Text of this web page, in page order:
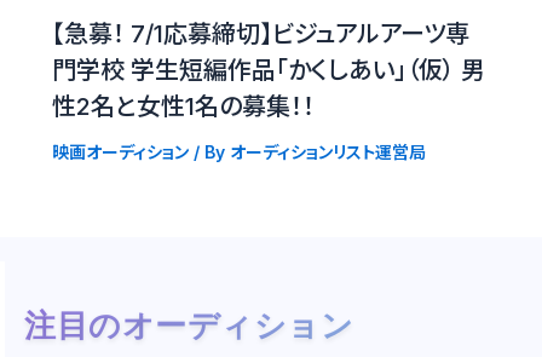
【急募！ 7/1応募締切】ビジュアルアーツ専
門学校 学生短編作品「かくしあい」（仮） 男
性2名と女性1名の募集！！
映画オーディション/ By オーディションリスト運営局
注目のオーディション